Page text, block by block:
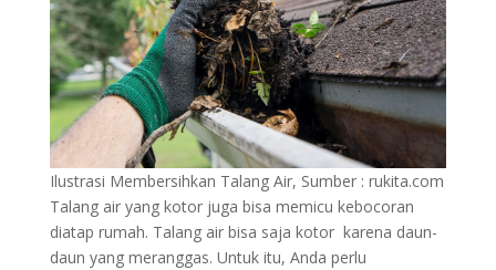
Ilustrasi Membersihkan Talang Air, Sumber : rukita.com
Talang air yang kotor juga bisa memicu kebocoran
diatap rumah. Talang air bisa saja kotor karena daun-
daun yang meranggas. Untuk itu, Anda perlu